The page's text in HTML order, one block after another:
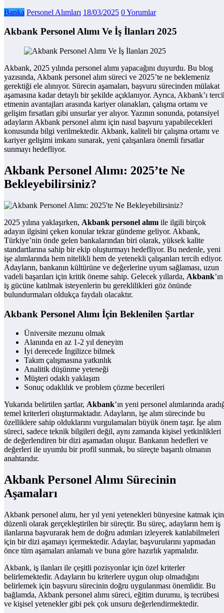
Banka Personel Alımları 18/03/2025 0 Yorumlar
Akbank Personel Alımı Ve İş İlanları 2025
Akbank, 2025 yılında personel alımı yapacağını duyurdu. Bu blog
yazısında, Akbank personel alım süreci ve 2025’te ne beklemeniz
gerektiği ele alınıyor. Sürecin aşamaları, başvuru sürecinden mülakat
aşamasına kadar detaylı bir şekilde açıklanıyor. Ayrıca, Akbank’ı
etmenin avantajları arasında kariyer olanakları, çalışma ortamı ve
gelişim fırsatları gibi unsurlar yer alıyor. Yazının sonunda, potansiyel
adayların Akbank personel alımı için nasıl başvuru yapabilecekleri
konusunda bilgi verilmektedir. Akbank, kaliteli bir çalışma ortamı ve
kariyer gelişimi imkanı sunarak, yeni çalışanlara önemli fırsatlar
sunmayı hedefliyor.
Akbank Personel Alımı: 2025’te Ne
Bekleyebilirsiniz?
2025 yılına yaklaşırken, Akbank personel alımı ile ilgili birçok
adayın ilgisini çeken konular tekrar gündeme geliyor. Akbank,
Türkiye’nin önde gelen bankalarından biri olarak, yüksek kalite
standartlarına sahip bir ekip oluşturmayı hedefliyor. Bu nedenle, yeni
işe alımlarında hem nitelikli hem de yetenekli çalışanları tercih ediyor.
Adayların, bankanın kültürüne ve değerlerine uyum sağlaması, uzun
vadeli başarıları için kritik öneme sahip. Gelecek yıllarda, Akbank’ın
iş gücüne katılmak isteyenlerin bu gereklilikleri göz önünde
bulundurmaları oldukça faydalı olacaktır.
Akbank Personel Alımı İçin Beklenilen Şartlar
Üniversite mezunu olmak
Alanında en az 1-2 yıl deneyim
İyi derecede İngilizce bilmek
Takım çalışmasına yatkınlık
Analitik düşünme yeteneği
Müşteri odaklı yaklaşım
Sonuç odaklılık ve problem çözme becerileri
Yukarıda belirtilen şartlar, Akbank’ın yeni personel alımlarında
temel kriterleri oluşturmaktadır. Adayların, işe alım sürecinde bu
özelliklere sahip olduklarını vurgulamaları büyük önem taşır. İşe alım
süreci, sadece teknik bilgileri değil, aynı zamanda kişisel yetkinlikleri
de değerlendiren bir dizi aşamadan oluşur. Bankanın hedefleri ve
değerleri ile uyumlu bir profil sunmak, bu süreçte başarılı olmanın
anahtarıdır.
Akbank Personel Alımı Sürecinin
Aşamaları
Akbank personel alımı, her yıl yeni yetenekleri bünyesine katmak için
düzenli olarak gerçekleştirilen bir süreçtir. Bu süreç, adayların hem iş
ilanlarına başvurarak hem de doğru adımları izleyerek katılabilmeleri
için bir dizi aşamayı içermektedir. Adaylar, başvurularını yapmadan
önce tüm aşamaları anlamalı ve buna göre hazırlık yapmalıdır.
Akbank, iş ilanları ile çeşitli pozisyonlar için özel kriterler
belirlemektedir. Adayların bu kriterlere uygun olup olmadığını
belirlemek için başvuru sürecinin doğru uygulanması önemlidir. Bu
bağlamda, Akbank personel alımı süreci, eğitim durumu, iş tecrübesi
ve kişisel yetenekler gibi pek çok unsuru değerlendirmektedir.